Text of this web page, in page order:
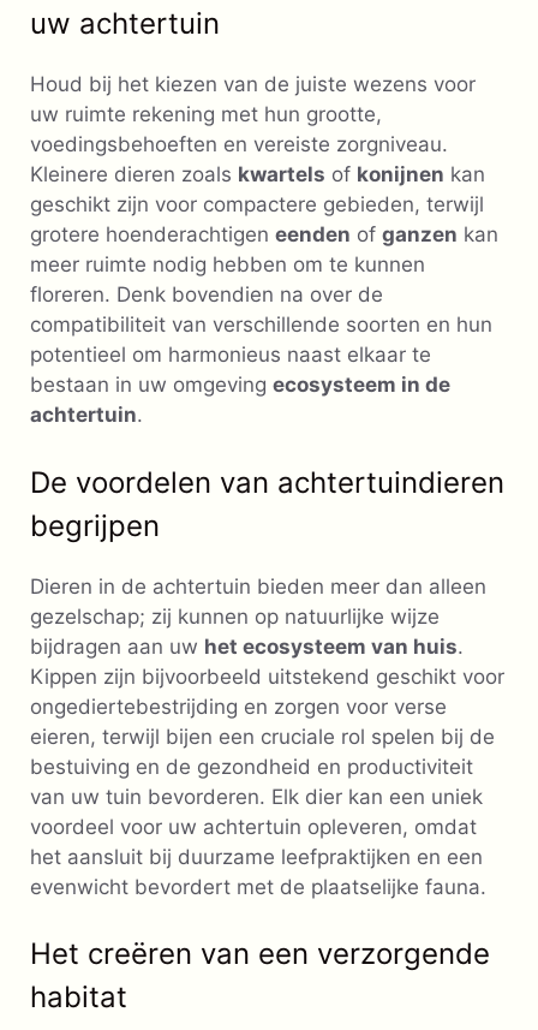
uw achtertuin
Houd bij het kiezen van de juiste wezens voor
uw ruimte rekening met hun grootte,
voedingsbehoeften en vereiste zorgniveau.
Kleinere dieren zoals kwartels of konijnen kan
geschikt zijn voor compactere gebieden, terwijl
grotere hoenderachtigen eenden of ganzen kan
meer ruimte nodig hebben om te kunnen
floreren. Denk bovendien na over de
compatibiliteit van verschillende soorten en hun
potentieel om harmonieus naast elkaar te
bestaan ​​in uw omgeving ecosysteem in de
achtertuin.
De voordelen van achtertuindieren
begrijpen
Dieren in de achtertuin bieden meer dan alleen
gezelschap; zij kunnen op natuurlijke wijze
bijdragen aan uw het ecosysteem van huis.
Kippen zijn bijvoorbeeld uitstekend geschikt voor
ongediertebestrijding en zorgen voor verse
eieren, terwijl bijen een cruciale rol spelen bij de
bestuiving en de gezondheid en productiviteit
van uw tuin bevorderen. Elk dier kan een uniek
voordeel voor uw achtertuin opleveren, omdat
het aansluit bij duurzame leefpraktijken en een
evenwicht bevordert met de plaatselijke fauna.
Het creëren van een verzorgende
habitat